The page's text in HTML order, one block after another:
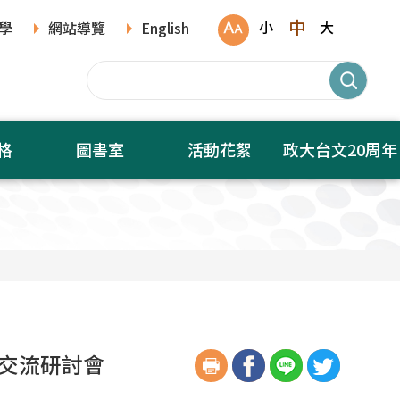
網站導覽 English 小 中 大
圖書室 活動花絮 政大台文20周年
流研討會